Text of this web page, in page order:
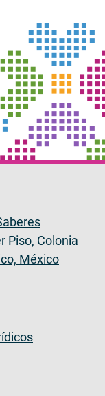
Piso, Colonia
México